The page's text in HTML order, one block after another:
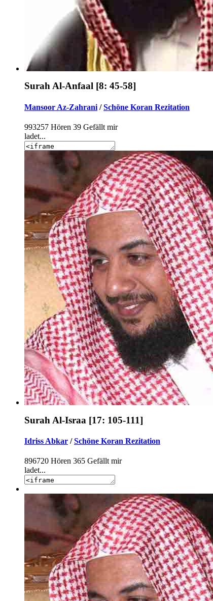
Surah Al-Anfaal [8: 45-58]
Mansoor Az-Zahrani /Schöne Koran Rezitation
993257 Hören 39 Gefällt mir
ladet...
Surah Al-Israa [17: 105-111]
Idriss Abkar /Schöne Koran Rezitation
896720 Hören 365 Gefällt mir
ladet...